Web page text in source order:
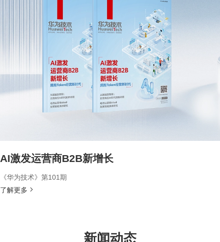
AI激发运营商B2B新增长
《华为技术》第101期
了解更多
新闻动态